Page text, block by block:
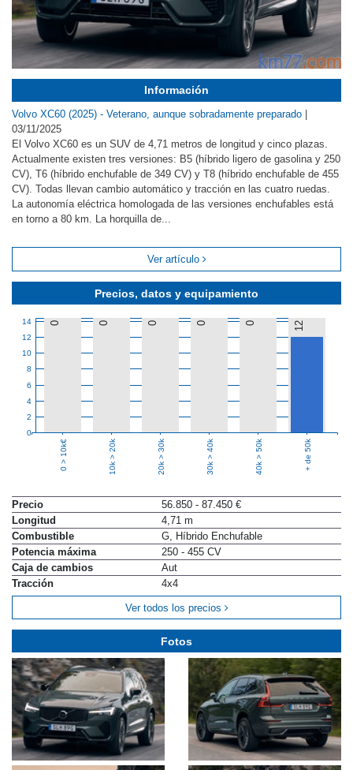
Precios, datos y equipamiento
0
2
4
6
8
10
12
14 0 0 0 0 0 12
0 > 10k€ 10k > 20k 20k > 30k 30k > 40k 40k > 50k + de 50k
Precio
56.850 - 87.450 €
Longitud
4,71 m
Combustible
G, Híbrido Enchufable
Potencia máxima
250 - 455 CV
Caja de cambios
Aut
Tracción
4x4
Ver todos los precios
Información
Volvo XC60 (2025) - Veterano, aunque sobradamente preparado
03/11/2025
El Volvo XC60 es un SUV de 4,71 metros de longitud y cinco plazas.
Actualmente existen tres versiones: B5 (híbrido ligero de gasolina y 250
CV), T6 (híbrido enchufable de 349 CV) y T8 (híbrido enchufable de 455
CV). Todas llevan cambio automático y tracción en las cuatro ruedas.
La autonomía eléctrica homologada de las versiones enchufables está
en torno a 80 km. La horquilla de...
Ver artículo
Fotos